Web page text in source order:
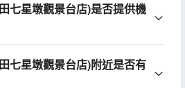
七星墩觀景台店)是否提供機
七星墩觀景台店)附近是否有